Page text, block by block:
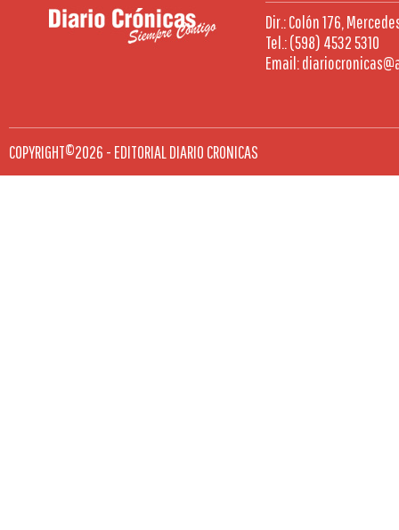
Dir.: Colón 176,
Tel.: (598) 4532 5310
Email:
COPYRIGHT©2026 - EDITORIAL DIARIO CRONICAS